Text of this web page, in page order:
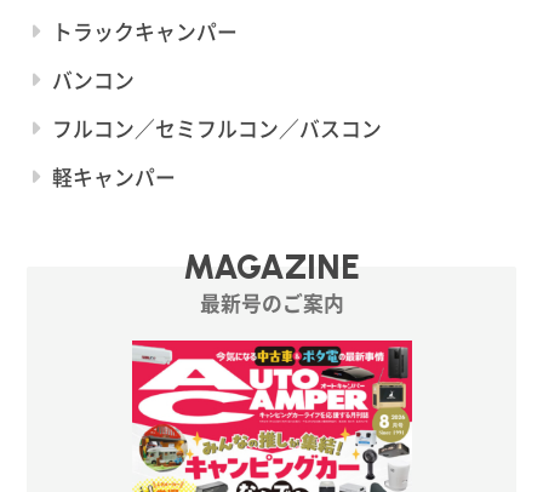
トラックキャンパー
バンコン
フルコン／セミフルコン／バスコン
軽キャンパー
MAGAZINE
最新号のご案内